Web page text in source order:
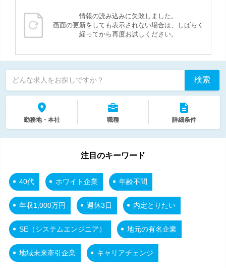
情報の読み込みに失敗しました。
画面の更新をしても表示されない場合は、しばらく
経ってから再度お試しください。
どんな求人をお探しですか？ 検索
勤務地・本社 職種 詳細条件
注目のキーワード
40代 ホワイト企業 年齢不問
年収1,000万円 週休3日 内定とりたい
SE（システムエンジニア） 地元の有名企業
地域未来牽引企業 キャリアチェンジ